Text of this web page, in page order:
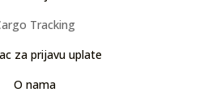
Tracking
za prijavu uplate
O nama